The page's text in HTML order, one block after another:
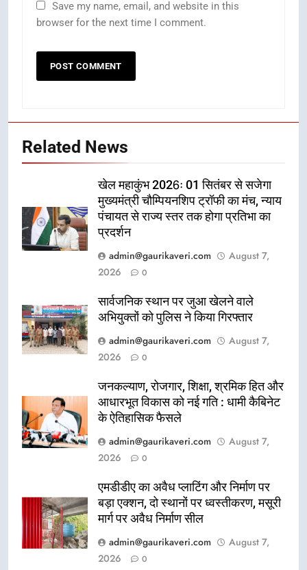
Save my name, email, and website in this
browser for the next time I comment.
Related News
खेल महाकुंभ 2026ः 01 सितंबर से सजेगा
मुख्यमंत्री चौम्पियनशिप ट्रॉफी का मंच, न्याय
पंचायत से राज्य स्तर तक होगा प्रतिभा का
प्रदर्शन
admin@gaurikaveri.com
August 7,
2026
0
सार्वजनिक स्थान पर जुआ खेलने वाले
अभियुक्तों को पुलिस ने किया गिरफ्तार
admin@gaurikaveri.com
August 7,
2026
0
जनकल्याण, रोजगार, शिक्षा, श्रमिक हित और
आधारभूत विकास को नई गति : धामी कैबिनेट
के ऐतिहासिक फैसले
admin@gaurikaveri.com
August 7,
2026
0
एमडीडीए का अवैध प्लाटिंग और निर्माण पर
बड़ा एक्शन, दो स्थानों पर ध्वस्तीकरण, मसूरी
मार्ग पर अवैध निर्माण सील
admin@gaurikaveri.com
August 7,
2026
0